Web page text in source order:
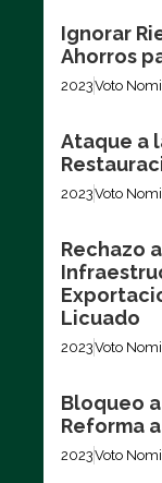
Ignorar
Ahorros
2023Voto
Ataque a
2023Voto
Rechazo
Licuado
2023Voto
Bloqueo
Reforma
2023Voto